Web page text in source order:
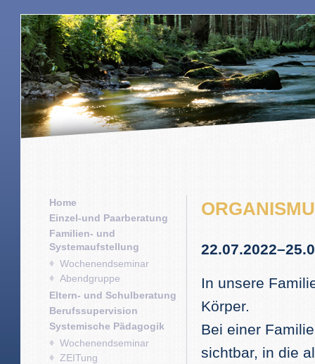
Home
Einzel-und Paarberatung
Familien- und
Systemaufstellung
Wochenendseminar
Abendgruppe
Eltern- und Schulberatung
Berufssupervision
Systemische Pädagogik
Wochenendseminar
ZEITung
In unsere
Körper.
Bei einer
sichtbar, in die